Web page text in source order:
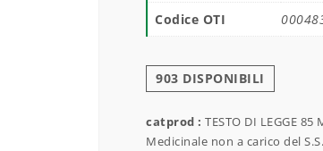
Codice OTI
903 DISPONIBILI
catprod :TESTO DI LEGGE
Medicinale non a carico del